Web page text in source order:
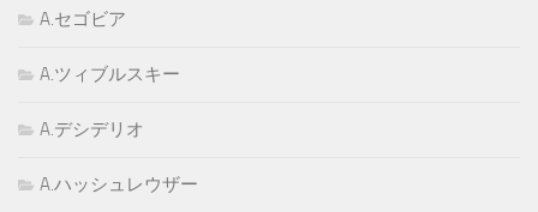
A.セゴビア
A.ツィブルスキー
A.デシデリオ
A.ハッシュレウザー